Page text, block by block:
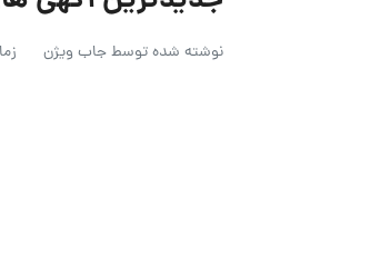
نوشته شده توسطجاب ویژن